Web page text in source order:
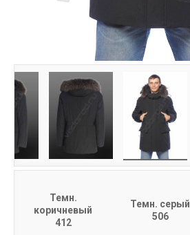
Темн.
коричневый
412
Темн. серый
506